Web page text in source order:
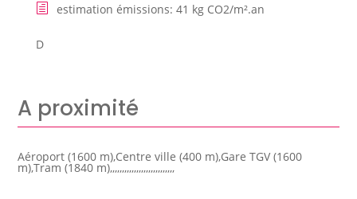
estimation émissions: 41 kg CO2/m².an
D
A proximité
Aéroport (1600 m),Centre ville (400 m),Gare TGV (1600
m),Tram (1840 m),,,,,,,,,,,,,,,,,,,,,,,,,,,